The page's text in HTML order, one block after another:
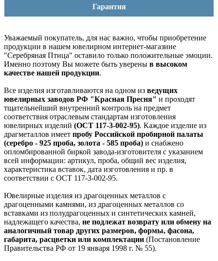
Гарантия
Уважаемый покупатель, для нас важно, чтобы приобретение
продукции в нашем ювелирном интернет-магазине
"Серебряная Птица" оставило только положительные эмоции.
Именно поэтому Вы можете быть уверены в высоком
качестве нашей продукции.
Все изделия изготавливаются на одном из ведущих
ювелирных заводов РФ "Красная Пресня" и проходят
тщательнейший внутренний контроль на предмет
соответствия отраслевым стандартам изготовления
ювелирных изделий (ОСТ 117-3-002-95). Каждое изделие из
драгметаллов имеет пробу Российской пробирной палаты
(серебро - 925 проба, золота - 585 проба) и снабжено
опломбированной биркой завода-изготовителя с указанием
всей информации: артикул, проба, общий вес изделия,
характеристика вставок, дата изготовления и пр. в
соответствии с ОСТ 117-3-002-95.
Ювелирные изделия из драгоценных металлов с
драгоценными камнями, из драгоценных металлов со
вставками из полудрагоценных и синтетических камней,
надлежащего качества, не подлежат возврату или обмену на
аналогичный товар других размеров, формы, фасона,
габарита, расцветки или комплектации (Постановление
Правительства РФ от 19 января 1998 г. № 55).